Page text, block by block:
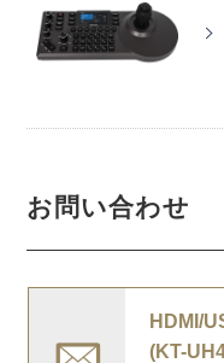
お問い合わせ
HDMI/
(KT-